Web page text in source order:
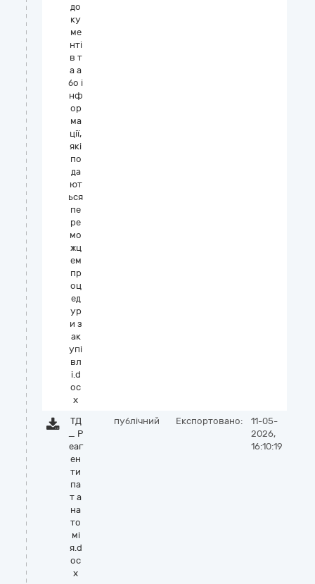
до
ку
ме
нті
в т
а а
бо і
нф
ор
ма
ції,
які
по
да
ют
ься
пе
ре
мо
жц
ем
пр
оц
ед
ур
и з
ак
упі
вл
і.d
oc
x
ТД
_ Р
еаг
ен
ти
па
т а
на
то
мі
я.d
oc
x
публічний Експортовано:
11-05-
2026,
16:10:19